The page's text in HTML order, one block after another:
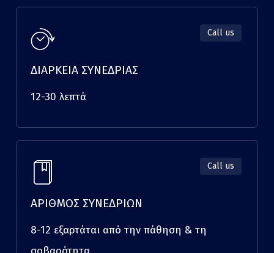
ΔΙΑΡΚΕΙΑ ΣΥΝΕΔΡΙΑΣ
12-30 λεπτά
Call us
ΑΡΙΘΜΟΣ ΣΥΝΕΔΡΙΩΝ
8-12 εξαρτάται από την πάθηση & τη
Call us